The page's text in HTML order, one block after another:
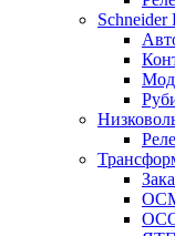
Schneider